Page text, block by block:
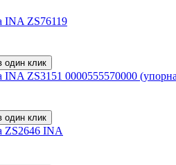
INA ZS76119
один клик
INA ZS3151 0000555570000
один клик
ZS2646 INA